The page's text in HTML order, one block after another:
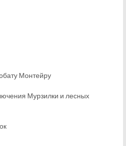
Монтейру
Мурзилки и лесных